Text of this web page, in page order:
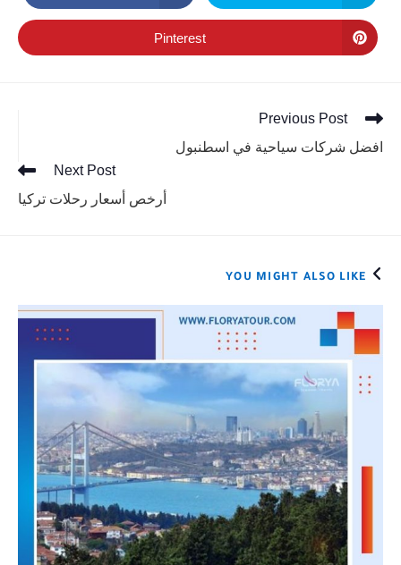
Pinterest
Previous Post
افضل شركات سياحية في اسطنبول
Next Post
أرخص أسعار رحلات تركيا
YOU MIGHT ALSO LIKE